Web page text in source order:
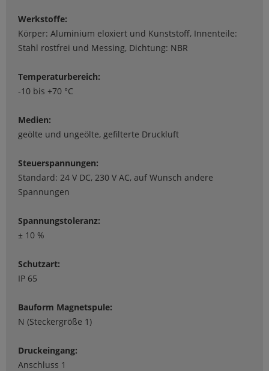
Werkstoffe:
Körper: Aluminium eloxiert und Kunststoff, Innenteile:
Stahl rostfrei und Messing, Dichtung: NBR
Temperaturbereich:
-10 bis +70 °C
Medien:
geölte und ungeölte, gefilterte Druckluft
Steuerspannungen:
Standard: 24 V DC, 230 V AC, auf Wunsch andere
Spannungen
Spannungstoleranz:
± 10 %
Schutzart:
IP 65
Bauform Magnetspule:
N (Steckergröße 1)
Druckeingang:
Anschluss 1